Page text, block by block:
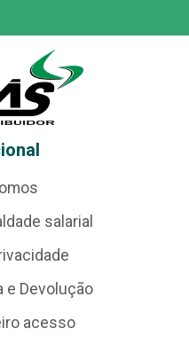
salarial
e Devolução
acesso